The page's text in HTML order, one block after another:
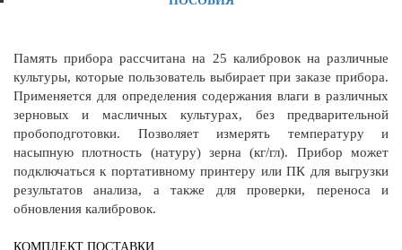
Память прибора рассчитана на 25 калибровок на различные
культуры, которые пользователь выбирает при заказе прибора.
Применяется для определения содержания влаги в различных
зерновых и масличных культурах, без предварительной
пробоподготовки. Позволяет измерять температуру и
насыпную плотность (натуру) зерна (кг/гл). Прибор может
подключаться к портативному принтеру или ПК для выгрузки
результатов анализа, а также для проверки, переноса и
обновления калибровок.
КОМПЛЕКТ ПОСТАВКИ